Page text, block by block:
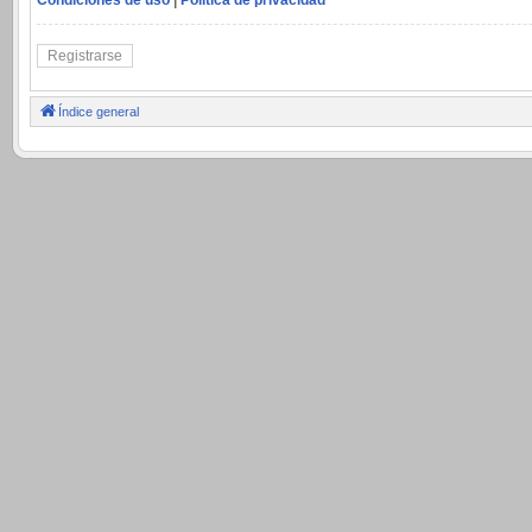
Registrarse
Índice general
.